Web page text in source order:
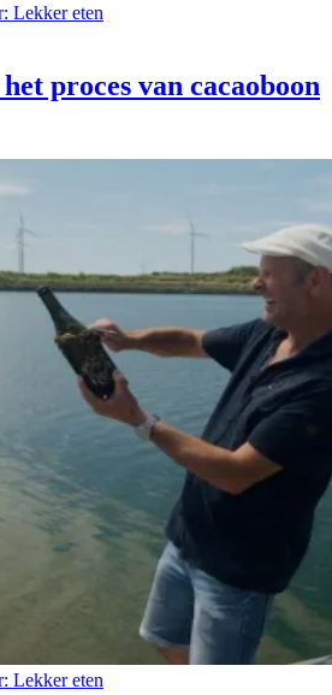
Lekker eten
proces van cacaoboon
Lekker eten